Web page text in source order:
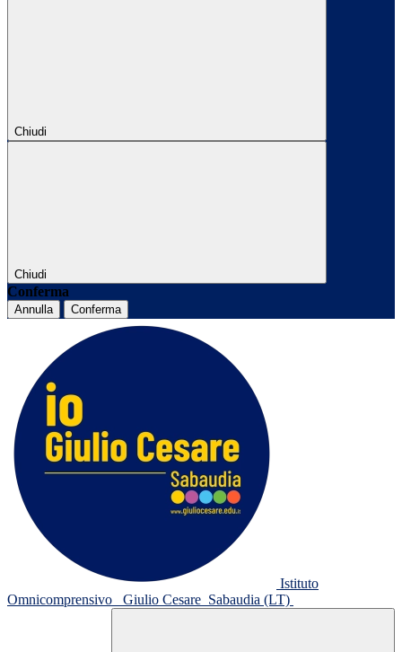
Chiudi
Chiudi
Conferma
Annulla Conferma
Istituto
Omnicomprensivo
Giulio Cesare Sabaudia (LT)